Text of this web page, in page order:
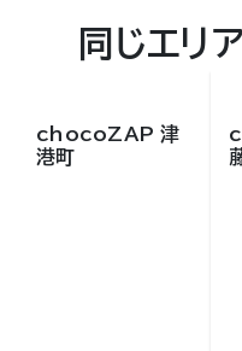
同じエリ
chocoZAP 津
港町